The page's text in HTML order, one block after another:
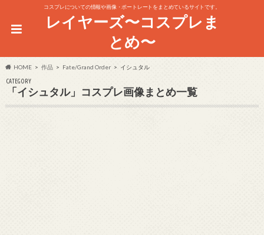
コスプレについての情報や画像・ポートレートをまとめているサイトです。
レイヤーズ〜コスプレま
とめ〜
HOME 作品 Fate/Grand Order イシュタル
CATEGORY
「イシュタル」コスプレ画像まとめ一覧